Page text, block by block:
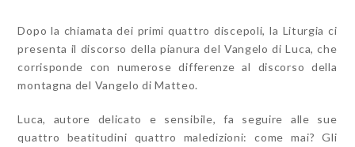
Dopo la chiamata dei primi quattro discepoli, la Liturgia ci
presenta il discorso della pianura del Vangelo di Luca, che
corrisponde con numerose differenze al discorso della
montagna del Vangelo di Matteo.
Luca, autore delicato e sensibile, fa seguire alle sue
quattro beatitudini quattro maledizioni: come mai? Gli